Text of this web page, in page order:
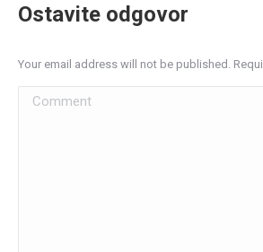
Ostavite odgovor
Your email address will not be published.
Comment